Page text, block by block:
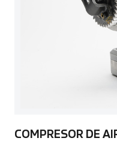
COMPRESOR DE